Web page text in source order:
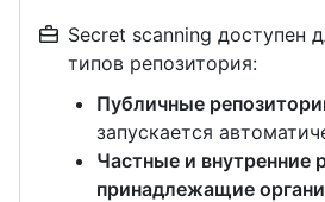
Secret scanning доступен
типов репозитория:
Публичные
запускается
Частные и внутренние
принадлежащие